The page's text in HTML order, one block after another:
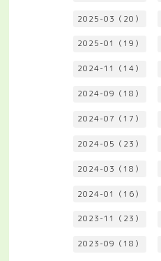
2025-03（20）
2025-01（19）
2024-11（14）
2024-09（18）
2024-07（17）
2024-05（23）
2024-03（18）
2024-01（16）
2023-11（23）
2023-09（18）